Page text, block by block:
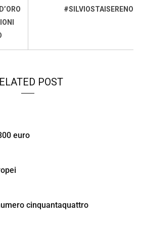
d
s
#SILVIOSTAISERENO
POST
euro
cinquantaquattro